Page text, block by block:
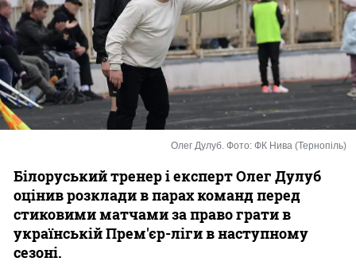
Букмекери
Казино
Олег Дулуб. Фото: ФК Нива (Тернопіль)
Білоруський тренер і експерт Олег Дулуб
оцінив розклади в парах команд перед
стиковими матчами за право грати в
українській Прем'єр-ліги в наступному
сезоні.